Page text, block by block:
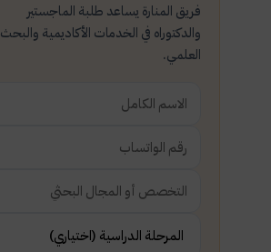
فريق المنارة يساعد طلبة الماجستير
والدكتوراه في الخدمات الأكاديمية والبحث
العلمي.